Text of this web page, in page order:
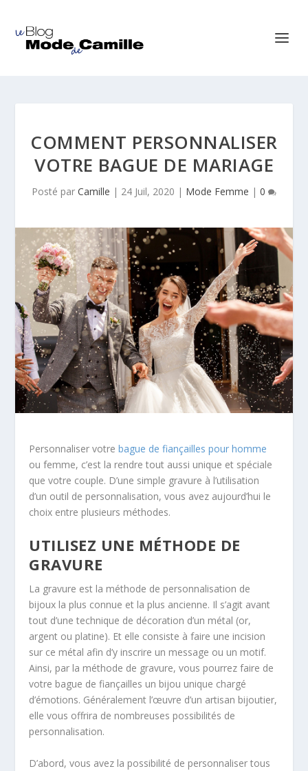
COMMENT PERSONNALISER
VOTRE BAGUE DE MARIAGE
Posté par Camille | 24 Juil, 2020 | Mode Femme | 0
Personnaliser votrebague de fiançailles pour homme
ou femme, c’est la rendre tout aussi unique et spéciale
que votre couple. D’une simple gravure à l’utilisation
d’un outil de personnalisation, vous avez aujourd’hui le
choix entre plusieurs méthodes.
UTILISEZ UNE MÉTHODE DE
GRAVURE
La gravure est la méthode de personnalisation de
bijoux la plus connue et la plus ancienne. Il s’agit avant
tout d’une technique de décoration d’un métal (or,
argent ou platine). Et elle consiste à faire une incision
sur ce métal afin d’y inscrire un message ou un motif.
Ainsi, par la méthode de gravure, vous pourrez faire de
votre bague de fiançailles un bijou unique chargé
d’émotions. Généralement l’œuvre d’un artisan bijoutier,
elle vous offrira de nombreuses possibilités de
personnalisation.
D’abord, vous avez la possibilité de personnaliser tous